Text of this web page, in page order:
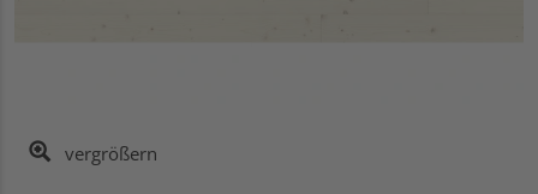
vergrößern